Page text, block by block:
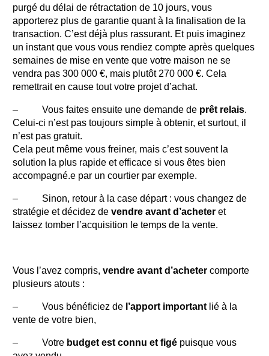
purgé du délai de rétractation de 10 jours, vous
apporterez plus de garantie quant à la finalisation de la
transaction. C’est déjà plus rassurant. Et puis imaginez
un instant que vous vous rendiez compte après quelques
semaines de mise en vente que votre maison ne se
vendra pas 300 000 €, mais plutôt 270 000 €. Cela
remettrait en cause tout votre projet d’achat.
– Vous faites ensuite une demande de prêt relais.
Celui-ci n’est pas toujours simple à obtenir, et surtout, il
n’est pas gratuit.
Cela peut même vous freiner, mais c’est souvent la
solution la plus rapide et efficace si vous êtes bien
accompagné.e par un courtier par exemple.
– Sinon, retour à la case départ : vous changez de
stratégie et décidez de vendre avant d’acheter et
laissez tomber l’acquisition le temps de la vente.
Vous l’avez compris, vendre avant d’acheter comporte
plusieurs atouts :
– Vous bénéficiez de l’apport important lié à la
vente de votre bien,
– Votre budget est connu et figé puisque vous